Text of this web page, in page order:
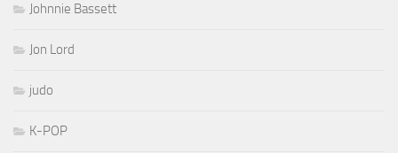
Johnnie Bassett
Jon Lord
judo
K-POP